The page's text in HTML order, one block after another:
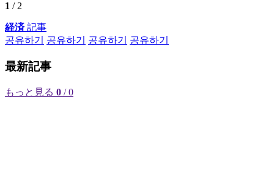
1 / 2
経済記事
공유하기
공유하기 공유하기 공유하기
最新記事
もっと見る 0 / 0